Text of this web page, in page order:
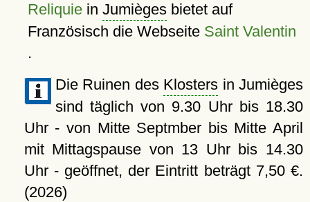
Reliquiein Jumiègesbietet auf
Französisch die Webseite Saint Valentin
.
Die Ruinen des Klosters in Jumièges
sind täglich von 9.30 Uhr bis 18.30
Uhr - von Mitte Septmber bis Mitte April
mit Mittagspause von 13 Uhr bis 14.30
Uhr - geöffnet, der Eintritt beträgt 7,50 €.
(2026)